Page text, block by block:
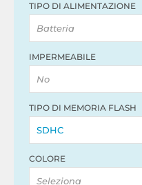
TIPO DI ALIMENTAZIONE
Batteria
IMPERMEABILE
No
TIPO DI MEMORIA FLASH
SDHC
COLORE
Seleziona